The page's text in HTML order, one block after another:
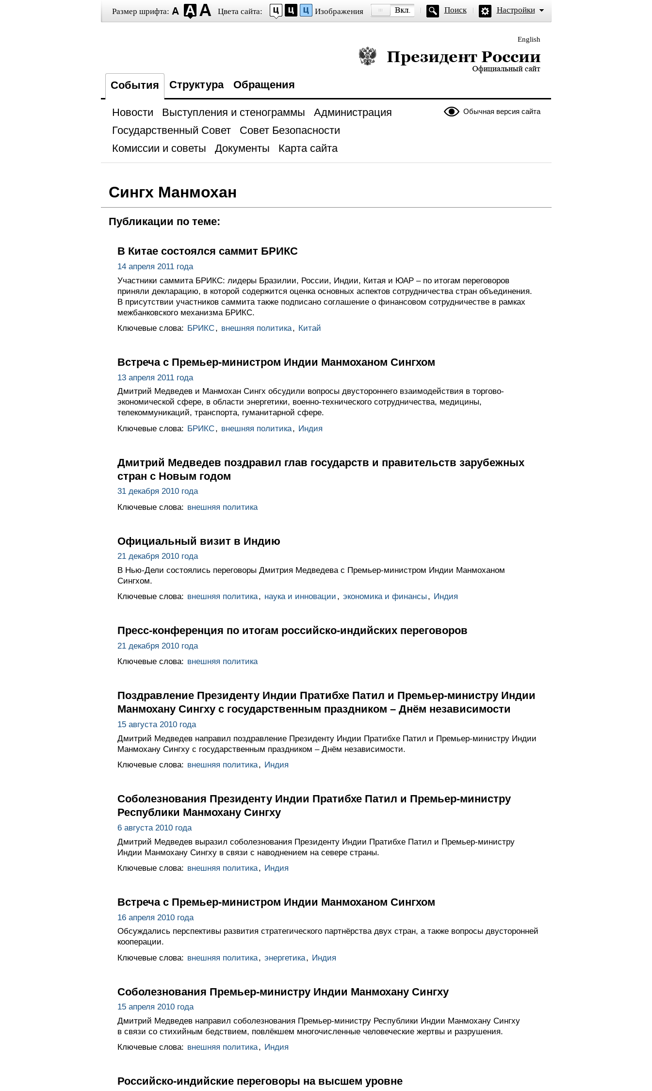
Размер шрифта: Цвета сайта: Изображения Поиск Настройки
English
Президент России — официальный сайт
События Структура Обращения
Обычная версия сайта
Новости Выступления и стенограммы
Администрация
Государственный Совет
Совет Безопасности
Комиссии и советы
Документы Карта сайта
Сингх Манмохан
Публикации по теме:
В Китае состоялся саммит БРИКС
14 апреля 2011 года
Участники саммита БРИКС: лидеры Бразилии, России, Индии, Китая и ЮАР – по итогам переговоров
приняли декларацию, в которой содержится оценка основных аспектов сотрудничества стран объединения.
В присутствии участников саммита также подписано соглашение о финансовом сотрудничестве в рамках
межбанковского механизма БРИКС.
Ключевые слова: БРИКС, внешняя политика, Китай
Встреча с Премьер-министром Индии Манмоханом Сингхом
13 апреля 2011 года
Дмитрий Медведев и Манмохан Сингх обсудили вопросы двустороннего взаимодействия в торгово-
экономической сфере, в области энергетики, военно-технического сотрудничества, медицины,
телекоммуникаций, транспорта, гуманитарной сфере.
Ключевые слова: БРИКС, внешняя политика, Индия
Дмитрий Медведев поздравил глав государств и правительств зарубежных
стран с Новым годом
31 декабря 2010 года
Ключевые слова: внешняя политика
Официальный визит в Индию
21 декабря 2010 года
В Нью-Дели состоялись переговоры Дмитрия Медведева с Премьер-министром Индии Манмоханом
Сингхом.
Ключевые слова: внешняя политика, наука и инновации , экономика и финансы , Индия
Пресс-конференция по итогам российско-индийских переговоров
21 декабря 2010 года
Ключевые слова: внешняя политика
Поздравление Президенту Индии Пратибхе Патил и Премьер-министру Индии
Манмохану Сингху с государственным праздником – Днём независимости
15 августа 2010 года
Дмитрий Медведев направил поздравление Президенту Индии Пратибхе Патил и Премьер-министру Индии
Манмохану Сингху с государственным праздником – Днём независимости.
Ключевые слова: внешняя политика, Индия
Соболезнования Президенту Индии Пратибхе Патил и Премьер-министру
Республики Манмохану Сингху
6 августа 2010 года
Дмитрий Медведев выразил соболезнования Президенту Индии Пратибхе Патил и Премьер-министру
Индии Манмохану Сингху в связи с наводнением на севере страны.
Ключевые слова: внешняя политика, Индия
Встреча с Премьер-министром Индии Манмоханом Сингхом
16 апреля 2010 года
Обсуждались перспективы развития стратегического партнёрства двух стран, а также вопросы двусторонней
кооперации.
Ключевые слова: внешняя политика, энергетика, Индия
Соболезнования Премьер-министру Индии Манмохану Сингху
15 апреля 2010 года
Дмитрий Медведев направил соболезнования Премьер-министру Республики Индии Манмохану Сингху
в связи со стихийным бедствием, повлёкшем многочисленные человеческие жертвы и разрушения.
Ключевые слова: внешняя политика, Индия
Российско-индийские переговоры на высшем уровне